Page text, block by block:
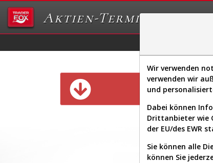
Aktien-Terminal
Diese
Wir verwenden
verwenden wir
und
Dabei können
Drittanbieter wie
der EU/des EWR
Sie können alle
können Sie